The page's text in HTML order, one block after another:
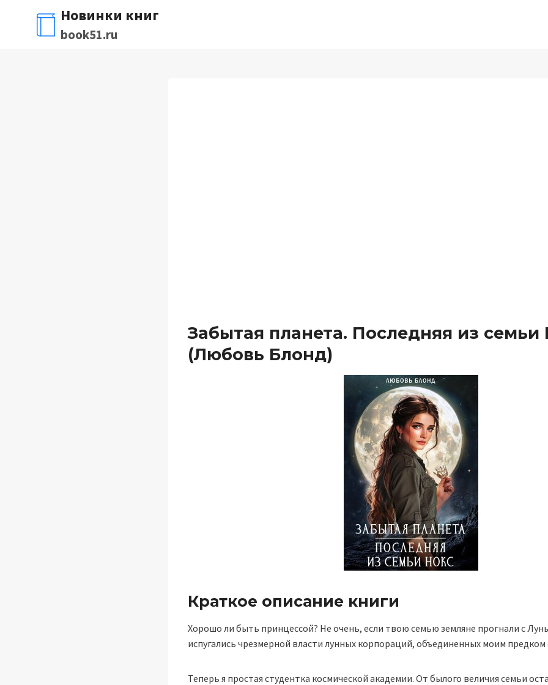
содержимому
Новинки книг
book51.ru
Забытая планета. Последняя из семьи
(Любовь Блонд)
Краткое описание книги
Хорошо ли быть принцессой? Не очень, если твою семью земляне прогнали с
испугались чрезмерной власти лунных корпораций, объединенных моим предком
Теперь я простая студентка космической академии. От былого величия семьи